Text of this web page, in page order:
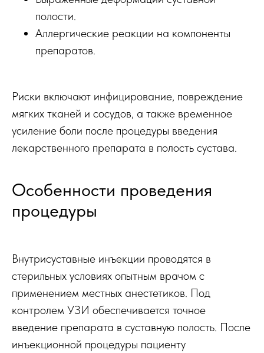
полости.
Аллергические реакции на компоненты
препаратов.
Риски включают инфицирование, повреждение
мягких тканей и сосудов, а также временное
усиление боли после процедуры введения
лекарственного препарата в полость сустава.
Особенности проведения
процедуры
Внутрисуставные инъекции проводятся в
стерильных условиях опытным врачом с
применением местных анестетиков. Под
контролем УЗИ обеспечивается точное
введение препарата в суставную полость. После
инъекционной процедуры пациенту